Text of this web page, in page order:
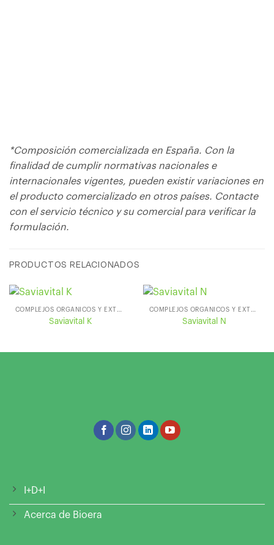
*Composición comercializada en España. Con la
finalidad de cumplir normativas nacionales e
internacionales vigentes, pueden existir variaciones en
el producto comercializado en otros países. Contacte
con el servicio técnico y su comercial para verificar la
formulación.
PRODUCTOS RELACIONADOS
COMPLEJOS ORGÁNICOS Y EXTRACTOS HÚMICOS
Saviavital K
COMPLEJOS ORGÁNICOS Y EXTRACTOS HÚMICOS
Saviavital N
I+D+I
Acerca de Bioera